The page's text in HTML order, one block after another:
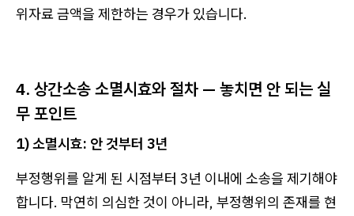
위자료 금액을 제한하는 경우가 있습니다.
4. 상간소송 소멸시효와 절차 — 놓치면 안 되는 실
무 포인트
1) 소멸시효: 안 것부터 3년
부정행위를 알게 된 시점부터 3년 이내에 소송을 제기해야
합니다. 막연히 의심한 것이 아니라, 부정행위의 존재를 현